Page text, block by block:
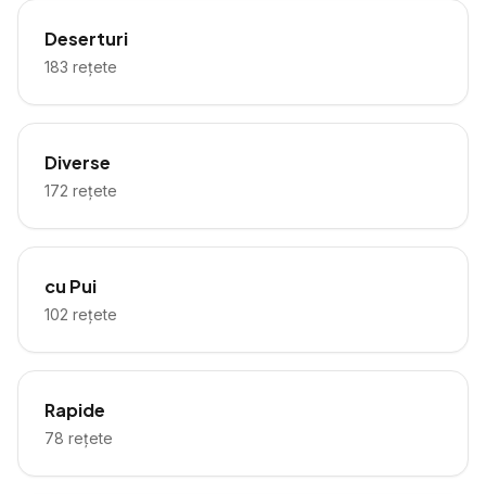
Deserturi
183 rețete
Diverse
172 rețete
cu Pui
102 rețete
Rapide
78 rețete